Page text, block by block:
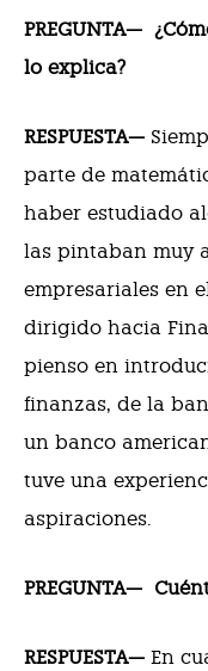
PREGUNTA—
lo explica?
RESPUESTA—
parte de
haber estudiado
las pintaban muy
empresariales en
dirigido hacia
pienso en
finanzas, de la
un banco
tuve una
aspiraciones.
PREGUNTA—
RESPUESTA— En